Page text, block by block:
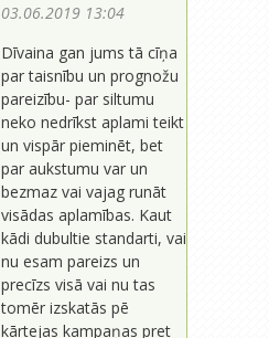
03.06.2019 13:04
Dīvaina gan jums tā cīņa
par taisnību un prognožu
pareizību- par siltumu
neko nedrīkst aplami teikt
un vispār pieminēt, bet
par aukstumu var un
bezmaz vai vajag runāt
visādas aplamības. Kaut
kādi dubultie standarti, vai
nu esam pareizs un
precīzs visā vai nu tas
tomēr izskatās pē
kārtejas kampaņas pret